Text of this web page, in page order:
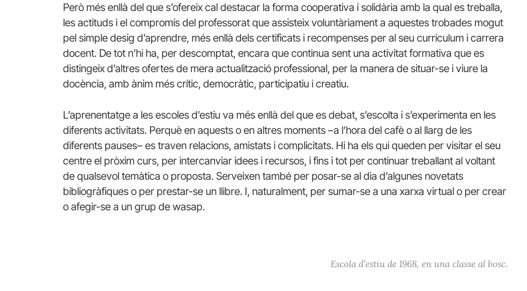
Però més enllà del que s’ofereix cal destacar la forma cooperativa i solidària amb la qual es treballa,
les actituds i el compromís del professorat que assisteix voluntàriament a aquestes trobades mogut
pel simple desig d’aprendre, més enllà dels certificats i recompenses per al seu currículum i carrera
docent. De tot n’hi ha, per descomptat, encara que continua sent una activitat formativa que es
distingeix d’altres ofertes de mera actualització professional, per la manera de situar-se i viure la
docència, amb ànim més crític, democràtic, participatiu i creatiu.
L’aprenentatge a les escoles d’estiu va més enllà del que es debat, s’escolta i s’experimenta en les
diferents activitats. Perquè en aquests o en altres moments –a l’hora del cafè o al llarg de les
diferents pauses– es traven relacions, amistats i complicitats. Hi ha els qui queden per visitar el seu
centre el pròxim curs, per intercanviar idees i recursos, i fins i tot per continuar treballant al voltant
de qualsevol temàtica o proposta. Serveixen també per posar-se al dia d’algunes novetats
bibliogràfiques o per prestar-se un llibre. I, naturalment, per sumar-se a una xarxa virtual o per crear
o afegir-se a un grup de wasap.
Escola d’estiu de 1968, en una classe al bosc.